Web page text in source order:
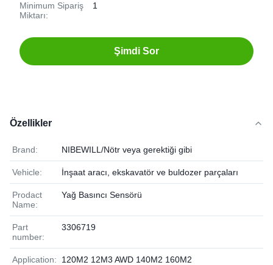
Minimum Sipariş
Miktarı:
1
Şimdi Sor
Özellikler
Brand: NIBEWILL/Nötr veya gerektiği gibi
Vehicle: İnşaat aracı, ekskavatör ve buldozer parçaları
Prodact
Name:
Yağ Basıncı Sensörü
Part
number:
3306719
Application: 120M2 12M3 AWD 140M2 160M2